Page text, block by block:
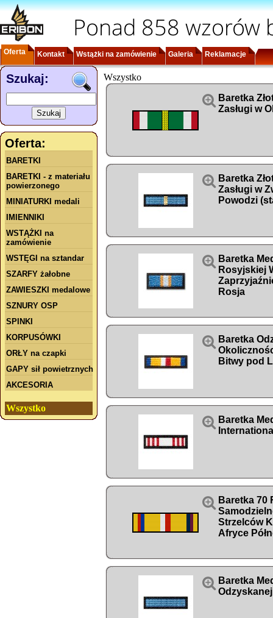
Ponad 858 wzorów
Oferta Kontakt Wstążki na zamówienie Galeria Reklamacje
Szukaj:
Oferta:
BARETKI
BARETKI - z materiału
powierzonego
MINIATURKI medali
IMIENNIKI
WSTĄŻKI na
zamówienie
WSTĘGI na sztandar
SZARFY żałobne
ZAWIESZKI medalowe
SZNURY OSP
SPINKI
KORPUSÓWKI
ORŁY na czapki
GAPY sił powietrznych
AKCESORIA
Wszystko
Wszystko
 Baretka
Zasługi w
 Baretka
Zasługi w
Powodzi
 Baretka
Rosyjskiej
Rosja
 Baretka
Bitwy pod
 Baretka
 Baretka 70
Strzelców
Afryce
 Baretka